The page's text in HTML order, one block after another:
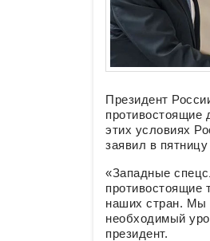
Президент
противостоящие
этих условиях
заявил в
«Западные
противостоящие
наших стран. Мы
необходимый
президент.